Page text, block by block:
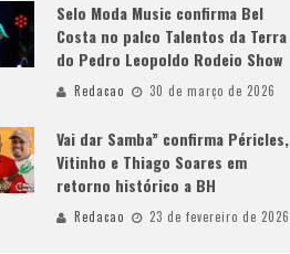
Selo Moda Music confirma Bel
Costa no palco Talentos da Terra
do Pedro Leopoldo Rodeio Show
Redacao 30 de março de 2026
Vai dar Samba” confirma Péricles,
Vitinho e Thiago Soares em
retorno histórico a BH
Redacao 23 de fevereiro de 2026